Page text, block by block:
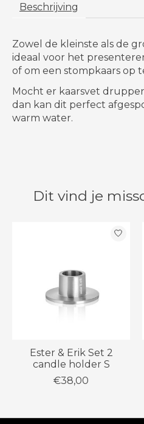
Beschrijving
Zowel de kleinste als de
ideaal voor het
of om een stompkaars op
Mocht er kaarsvet
dan kan dit perfect
warm water.
Dit vind je
Items van productcarrousel
Ester & Erik Set 2
candle holder S
€38,00